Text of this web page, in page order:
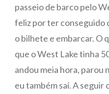
passeio de barco pelo
feliz por ter conseguido
o bilhete e embarcar. O
que o West Lake tinha
andou meia hora, parou
eu também saí. A seguir